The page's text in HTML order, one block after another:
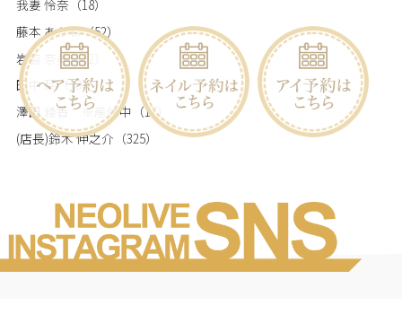
我妻 怜奈 （18）
藤本 あかね（52）
岩脇 奈美（52）
田中 栞（19）
澤田 綾香 ※産休中 （17）
(店長)鈴木 伸之介 （325）